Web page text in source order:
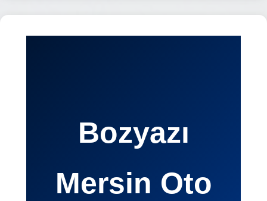
Bozyazı
Mersin Oto